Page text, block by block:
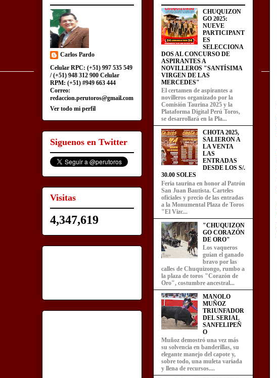
Carlos Pardo
Celular RPC: (+51) 997 535 549
/ (+51) 948 312 900 Celular
RPM: (+51) #949 663 444
Correo:
redaccion.perutoros@gmail.com
Ver todo mi perfil
Siguenos en Twitter
Visitas
4,347,619
CHUQUIZON
GO 2025:
NUEVE
PARTICIPANT
ES
SELECCIONA
DOS AL CONCURSO DE
ASPIRANTES A
NOVILLEROS "SANTÍSIMA
VIRGEN DE LAS
MERCEDES"
El certamen de aspirantes a
novilleros organizado por la
Comisión Taurina 2025 y la
Plataforma Digital Perú Toros,
se desarrollará en la Pla...
CHOTA 2025,
SALIERON A
LA VENTA
LAS
ENTRADAS
DESDE LOS S/.
30.00 SOLES
Feria taurina en honor al Patrón
San Juan Bautista. Carteles
oficiales y precio de las entradas
a la Monumental Plaza de Toros
"El Vizc...
"CHUQUIZON
GO CORAZÓN
DE ORO"
Los vaqueros
guían el ganado
bravo por las
calles de Chuquizongo, rumbo a
la plaza de toros "Corazón de
Oro", costumbre ancestral...
MANOLO
MUÑOZ
TRIUNFADOR
DEL SERIAL
SANFELIPEÑ
O
Muñoz demostró una vez más
su solvencia en banderillas, su
elegante manejo del capote y,
sobre todo, una muleta variada
y llena de recursos....